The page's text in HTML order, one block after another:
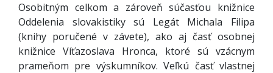
Osobitným celkom a zároveň súčasťou knižnice
Oddelenia slovakistiky sú Legát Michala Filipa
(knihy poručené v závete), ako aj časť osobnej
knižnice Víťazoslava Hronca, ktoré sú vzácnym
prameňom pre výskumníkov. Veľkú časť vlastnej